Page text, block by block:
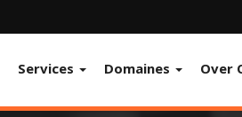
Services Domaines Over